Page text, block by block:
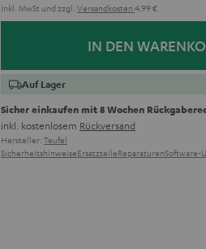
Inkl. MwSt und zzgl. Versandkosten 4,99 €
IN DEN
Auf Lager
Sicher einkaufen mit 8 Wochen
inkl. kostenlosem Rückversand
Hersteller: Teufel
SicherheitshinweiseErsatzteileReparaturenSoftware-